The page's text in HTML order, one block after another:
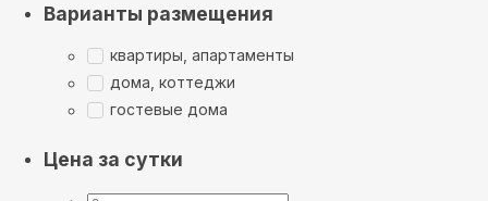
Варианты размещения
квартиры, апартаменты
дома, коттеджи
гостевые дома
Цена за сутки